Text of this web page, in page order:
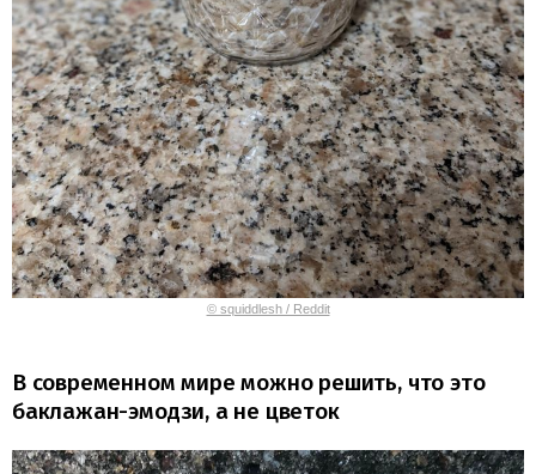
© squiddlesh / Reddit
В современном мире можно решить, что это
баклажан-эмодзи, а не цветок